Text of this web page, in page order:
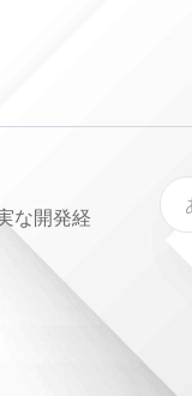
な開発経